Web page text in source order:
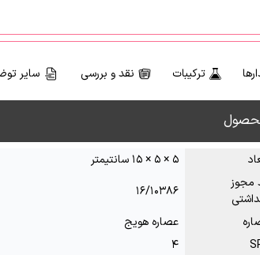
ترکیبات نقد و بررسی سایر
۵ × ۵ × ۱۵ سانتیمتر
مجوز
۱۶/۱۰۳۸۶
عصاره هویج
۴